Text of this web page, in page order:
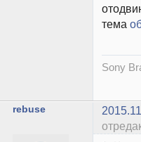
тема
Sony
rebuse